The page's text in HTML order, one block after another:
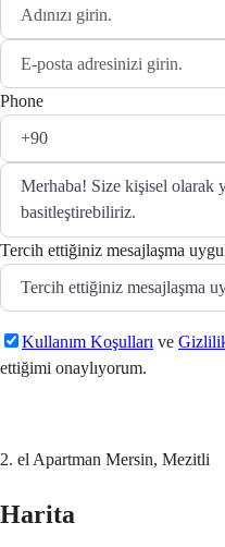
Phone
Tercih ettiğiniz mesajlaşma
Kullanım Koşulları ve
ettiğimi onaylıyorum.
2. el Apartman Mersin, Mezitli
Harita